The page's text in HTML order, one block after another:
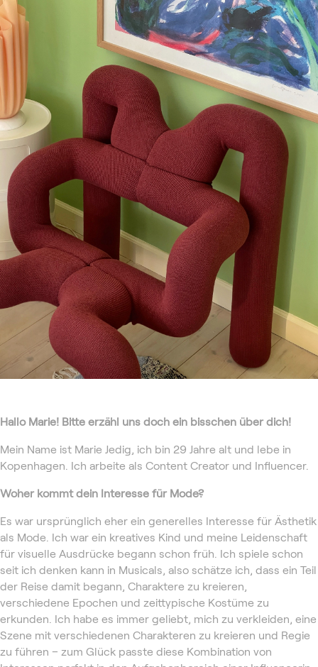
Hallo Marie! Bitte erzähl uns doch ein bisschen über dich!
Mein Name ist Marie Jedig, ich bin 29 Jahre alt und lebe in
Kopenhagen. Ich arbeite als Content Creator und Influencer.
Woher kommt dein Interesse für Mode?
Es war ursprünglich eher ein generelles Interesse für Ästhetik
als Mode. Ich war ein kreatives Kind und meine Leidenschaft
für visuelle Ausdrücke begann schon früh. Ich spiele schon
seit ich denken kann in Musicals, also schätze ich, dass ein Teil
der Reise damit begann, Charaktere zu kreieren,
verschiedene Epochen und zeittypische Kostüme zu
erkunden. Ich habe es immer geliebt, mich zu verkleiden, eine
Szene mit verschiedenen Charakteren zu kreieren und Regie
zu führen – zum Glück passte diese Kombination von